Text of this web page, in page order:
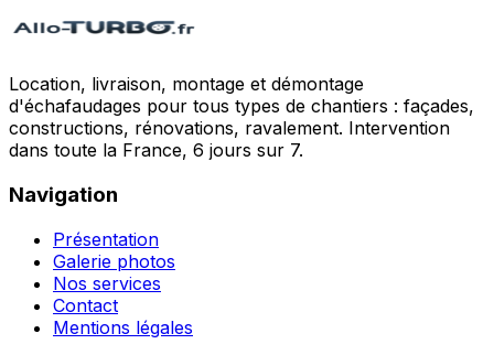
Location, livraison, montage et démontage
d'échafaudages pour tous types de chantiers : façades,
constructions, rénovations, ravalement. Intervention
dans toute la France, 6 jours sur 7.
Navigation
Présentation
Galerie photos
Nos services
Contact
Mentions légales